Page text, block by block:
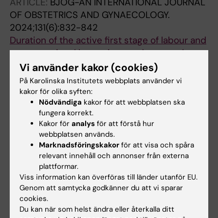
Hatschek T; Lehtio J; Matikas A; Foukakis T
OF OBSTETRICS AND GYNAECOLOGY.
2024;131(6):832-842
Duration of the active first stage of labour and
severe perineal lacerations and maternal
postpartum complications: a population-
based cohort study
Kogner L; Lundborg L; Liu X; Ladfors LV;
Ahlberg M; Stephansson O; Sandstrom A
Alla författare
ARTICLE:JOURNAL OF CROHNS & COLITIS.
2024;18(3):349-359
Human Leukocyte Antigen Signatures as
Pathophysiological Discriminants of
Microscopic Colitis Subtypes
Zheng T; Roda G; Zabana Y; Escudero-
Hernandez C; Liu X; Chen Y; Camargo Tavares
L; Bonfiglio F; Mellander M-R; Janczewska I;
Vi använder kakor (cookies)
På Karolinska Institutets webbplats använder vi
kakor för olika syften:
Nödvändiga kakor för att webbplatsen ska
fungera korrekt.
Kakor för analys för att förstå hur
webbplatsen används.
Marknadsföringskakor för att visa och spåra
relevant innehåll och annonser från externa
plattformar.
Viss information kan överföras till länder utanför EU.
Genom att samtycka godkänner du att vi sparar
cookies.
Du kan när som helst ändra eller återkalla ditt